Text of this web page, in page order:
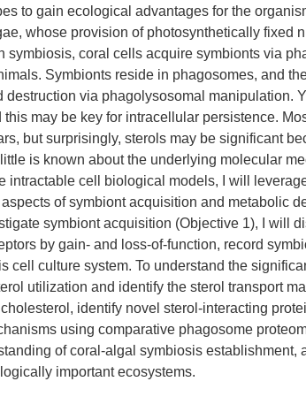
to gain ecological advantages for the
whose provision of photosynthetically fixed
symbiosis, coral cells acquire symbionts via
Symbionts reside in phagosomes, and
destruction via phagolysosomal manipulation.
may be key for intracellular persistence.
but surprisingly, sterols may be significant
is known about the underlying molecular
intractable cell biological models, I will
of symbiont acquisition and metabolic
symbiont acquisition (Objective 1), I will
by gain- and loss-of-function, record
cell culture system. To understand the
utilization and identify the sterol transport
identify novel sterol-interacting
using comparative phagosome
of coral-algal symbiosis establishment,